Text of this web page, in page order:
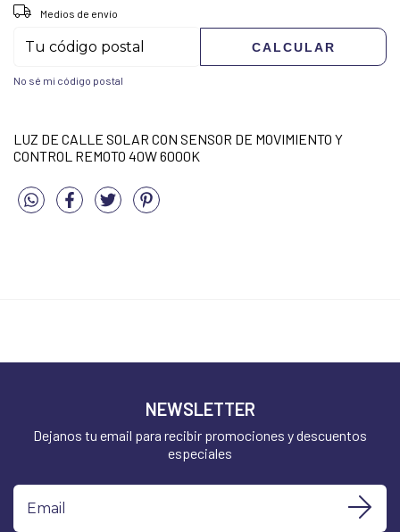
Entregas para el CP:
Medios de envío
CALCULAR
No sé mi código postal
LUZ DE CALLE SOLAR CON SENSOR DE MOVIMIENTO Y
CONTROL REMOTO 40W 6000K
NEWSLETTER
Dejanos tu email para recibir promociones y descuentos
especiales